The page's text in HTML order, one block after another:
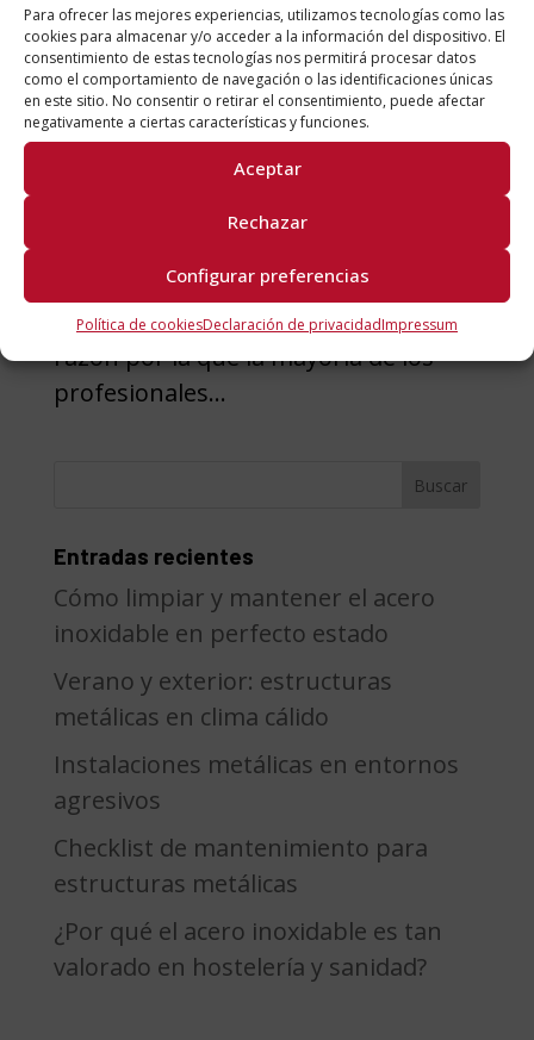
Para ofrecer las mejores experiencias, utilizamos tecnologías como las
cookies para almacenar y/o acceder a la información del dispositivo. El
consentimiento de estas tecnologías nos permitirá procesar datos
como el comportamiento de navegación o las identificaciones únicas
en este sitio. No consentir o retirar el consentimiento, puede afectar
negativamente a ciertas características y funciones.
Aceptar
Rechazar
Configurar preferencias
Política de cookiesDeclaración de privacidadImpressum
Proyectos en acero inoxidable
29/04/2021
Los proyectos en acero inoxidable
siguen al alza. Cada vez más se utiliza
este material en proyectos de
arquitectura, diseño de interiores e
industria. No es difícil entender la
razón por la que la mayoría de los
profesionales...
Entradas recientes
Cómo limpiar y mantener el acero
inoxidable en perfecto estado
Verano y exterior: estructuras
metálicas en clima cálido
Instalaciones metálicas en entornos
agresivos
Checklist de mantenimiento para
estructuras metálicas
¿Por qué el acero inoxidable es tan
valorado en hostelería y sanidad?